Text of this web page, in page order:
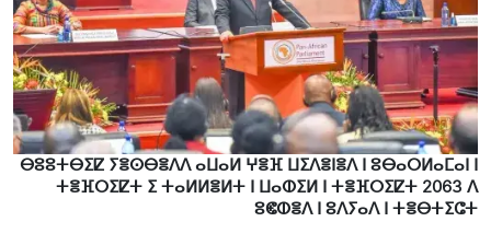
ⴱⵓⵓⵜⴱⵉⵇ ⵢⴻⵙⴱⴻⴷⴷ ⴰⵡⴰⵍ ⵖⴻⴼ ⵡⵉⴷⴻⵏⴻⴷ ⵏ ⵓⴱⴰⵔⵍⴰⵎⴰⵏ ⵏ
ⵜⴻⴼⵔⵉⵇⵜ ⵉ ⵜⴰⵍⵍⴻⵍⵜ ⵏ ⵡⴰⵀⵉⵍ ⵏ ⵜⴻⴼⵔⵉⵇⵜ 2063 ⴷ
ⵓⵞⵀⴻⴷ ⵏ ⵓⴷⵢⴰⴷ ⵏ ⵜⴻⴱⵜⵉⵛⵜ